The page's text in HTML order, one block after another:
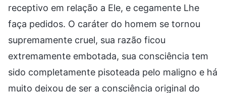
receptivo em relação a Ele, e cegamente Lhe
faça pedidos. O caráter do homem se tornou
supremamente cruel, sua razão ficou
extremamente embotada, sua consciência tem
sido completamente pisoteada pelo maligno e há
muito deixou de ser a consciência original do